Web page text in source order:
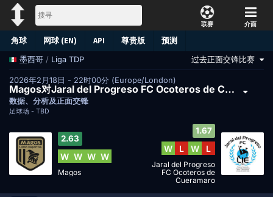
联赛 介面
角球 网球 (EN) API 尊贵版 预测
墨西哥 / Liga TDP 过去正面交锋比赛
2026年2月18日 - 22时00分 (Europe/London)
Magos对Jaral del Progreso FC Ocoteros de Cueramaro
数据、分析及正面交锋
足球场 - TBD
2.63
W W W W
Magos
1.67
W L W L
Jaral del Progreso
FC Ocoteros de
Cueramaro